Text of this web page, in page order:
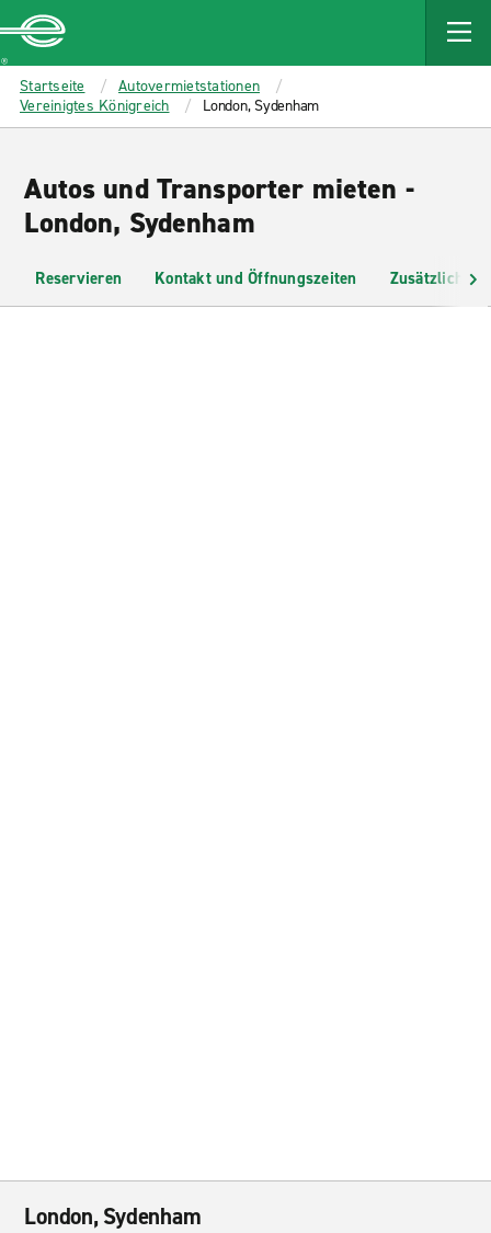
MAIN
CONTENT
Enterprise
Startseite
Autovermietstationen
Vereinigtes Königreich
London, Sydenham
Autos und Transporter mieten -
London, Sydenham
Reservieren Kontakt und Öffnungszeiten Zusätzliche
London, Sydenham